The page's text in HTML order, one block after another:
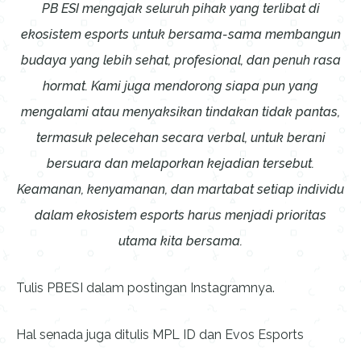
PB ESI mengajak seluruh pihak yang terlibat di
ekosistem esports untuk bersama-sama membangun
budaya yang lebih sehat, profesional, dan penuh rasa
hormat. Kami juga mendorong siapa pun yang
mengalami atau menyaksikan tindakan tidak pantas,
termasuk pelecehan secara verbal, untuk berani
bersuara dan melaporkan kejadian tersebut.
Keamanan, kenyamanan, dan martabat setiap individu
dalam ekosistem esports harus menjadi prioritas
utama kita bersama.
Tulis PBESI dalam postingan Instagramnya.
Hal senada juga ditulis MPL ID dan Evos Esports